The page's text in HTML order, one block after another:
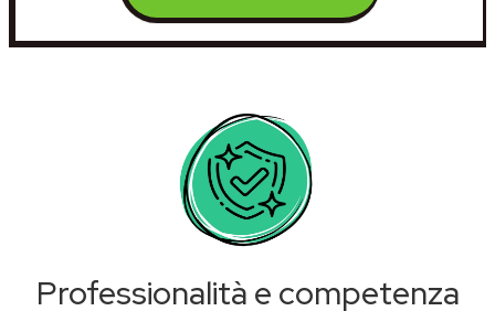
Professionalità e competenza